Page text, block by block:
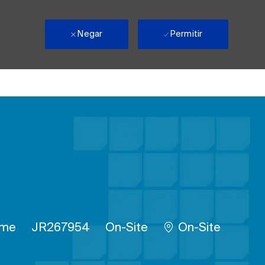
Negar Permitir
Trabalho
ID do trabalho
JR267954 On-Site Remote
On-Site